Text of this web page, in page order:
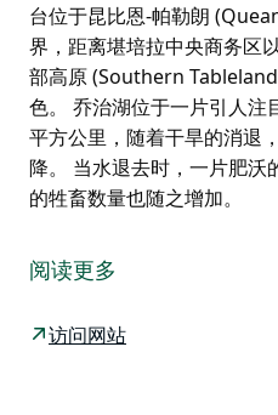
台位于昆比恩-帕勒朗
界，距离堪培拉中央商务区
部高原 (Southern
色。 乔治湖位于一片引人注
平方公里，随着干旱的消退
降。 当水退去时，一片肥沃
的牲畜数量也随之增加。
的乔治湖 (Lake George) 和
工业在这里交汇，形成令人
这座观景台位于昆比恩-帕
阅读更多
访问网站